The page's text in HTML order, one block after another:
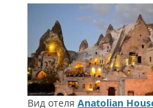
Вид отеляAnatolian